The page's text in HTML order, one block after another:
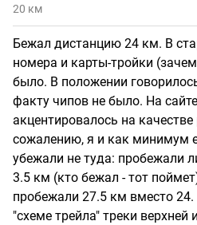
20 км
Бежал дистанцию 24 км. В
номера и карты-тройки
было. В положении
факту чипов не было. На
акцентировалось на
сожалению, я и как минимум
убежали не туда:
3.5 км (кто бежал - тот
пробежали 27.5 км вместо
"схеме трейла" треки верхней